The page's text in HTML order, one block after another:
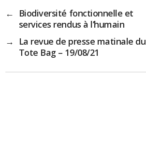
←
Biodiversité fonctionnelle et
services rendus à l’humain
→
La revue de presse matinale du
Tote Bag – 19/08/21